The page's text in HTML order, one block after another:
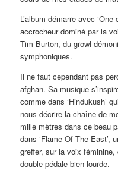
L’album démarre avec
accrocheur dominé par la
Tim Burton, du growl
symphoniques.
Il ne faut cependant pas
afghan. Sa musique
comme dans ‘Hindukush’
nous décrire la chaîne de
mille mètres dans ce beau
dans ‘Flame Of The East’,
greffer, sur la voix
double pédale bien lourde.